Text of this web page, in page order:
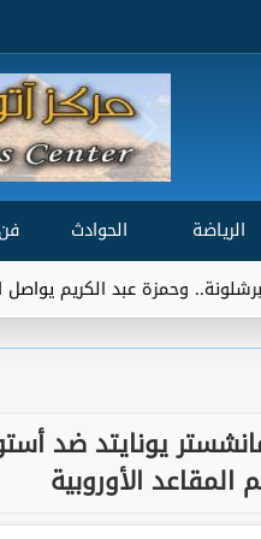
الرياضة الحوادث
الزمالك يستبعد
يونايتد ضد
المقاعد الأوروبية